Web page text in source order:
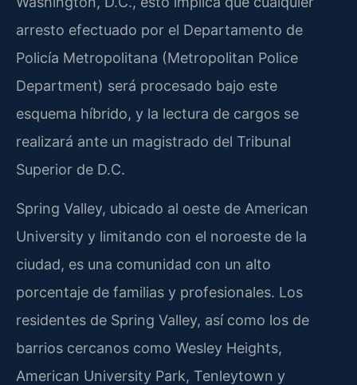
arresto efectuado por el Departamento de
Policía Metropolitana (Metropolitan Police
Department) será procesado bajo este
esquema híbrido, y la lectura de cargos se
realizará ante un magistrado del Tribunal
Superior de D.C.
Spring Valley, ubicado al oeste de American
University y limitando con el noroeste de la
ciudad, es una comunidad con un alto
porcentaje de familias y profesionales. Los
residentes de Spring Valley, así como los de
barrios cercanos como Wesley Heights,
American University Park, Tenleytown y